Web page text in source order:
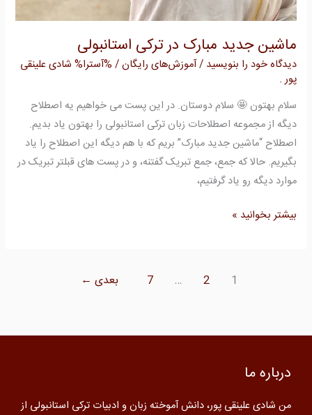
ماشین جدید مبارک در ترکی استانبولی
دیدگاه‌ خود را بنویسید /آموزش‌های رایگان/ %آسترا% شادی علینقی
پور .
سلام بهتون 🤩 سلام دوستان. در این پست می خواهیم یه اصطلاح
دیگه از مجموعه اصطلاحات زبان ترکی استانبولی را بهتون یاد بدیم.
اصطلاح “ماشین جدید مبارک” بریم که با هم دیگه این اصطلاح را یاد
بگیریم. حالا که جمع، جمع تبریک گفتنه، و در پست های قبلتر تبریک در
موارد دیگه رو یاد گرفتیم،
بیشتر بخوانید »
1
2
…
7 بعدی ←
درباره ما
من شادی علینقی پور، دانش آموخته زبان و ادبیات ترکی استانبولی از